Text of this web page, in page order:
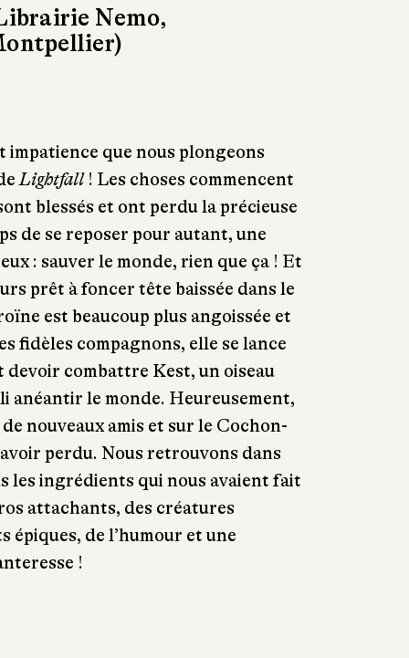
Nemo,
impatience que nous plongeons
Lightfall ! Les choses commencent
blessés et ont perdu la précieuse
de se reposer pour autant, une
: sauver le monde, rien que ça ! Et
prêt à foncer tête baissée dans le
est beaucoup plus angoissée et
fidèles compagnons, elle se lance
devoir combattre Kest, un oiseau
anéantir le monde. Heureusement,
nouveaux amis et sur le Cochon-
perdu. Nous retrouvons dans
les ingrédients qui nous avaient fait
attachants, des créatures
épiques, de l’humour et une
!